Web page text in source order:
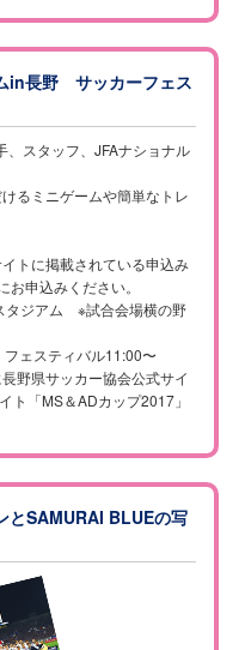
in長野 サッカーフェス
、スタッフ、JFAナショナル
るミニゲームや簡単なトレ
トに掲載されている申込み
申込みください。
タジアム ※試合会場横の野
ェスティバル11:00〜
野県サッカー協会公式サイ
ト「MS＆ADカップ2017」
とSAMURAI BLUEの写